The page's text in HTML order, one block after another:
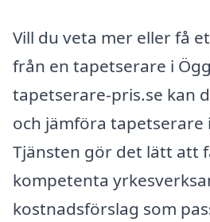
Vill du veta mer eller få
från en tapetserare i
tapetserare-pris.se kan
och jämföra tapetserare
Tjänsten gör det lätt att
kompetenta
kostnadsförslag som